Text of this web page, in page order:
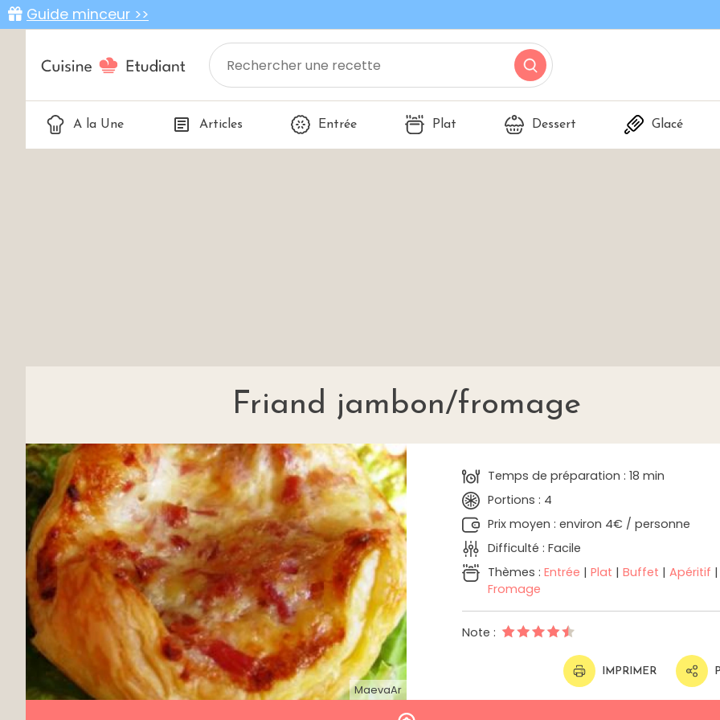
Guide minceur >>
A la Une Articles Entrée Plat Dessert Glacé
Friand jambon/fromage
MaevaAr
Temps de préparation : 18 min
Portions : 4
Prix moyen : environ 4€ / personne
Difficulté : Facile
Thèmes :Entrée |Plat |Buffet |Apéritif |
Fromage
Note :
IMPRIMER